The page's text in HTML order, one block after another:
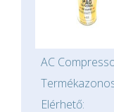
AC
Elérhető: